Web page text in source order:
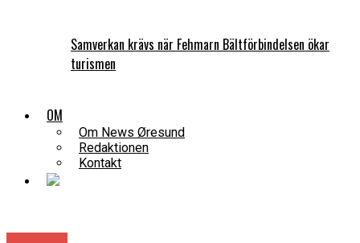
Samverkan krävs när Fehmarn Bältförbindelsen ökar
turismen
OM
Om News Øresund
Redaktionen
Kontakt